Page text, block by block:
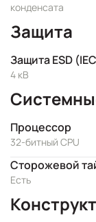
конденсата
Защита
Защита ESD
4 кВ
Процессор
32-битный CPU
Сторожевой
Есть